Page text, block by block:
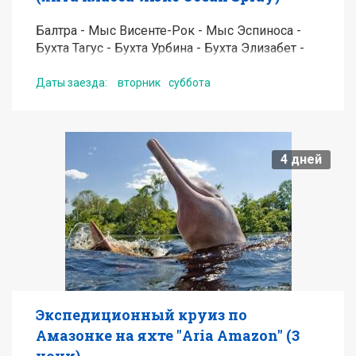
Балтра - Мыс Висенте-Рок - Мыс Эспиноса -
Бухта Тагус - Бухта Урбина - Бухта Элизабет -
Высокогорье острова Санта-Крус - Пласа-Сур -
Даты заезда: вторник суббота
Подробнее
Получить консультацию по туру
4 дней
Экспедиционный круиз по
Амазонке на яхте "Aria Amazon" (3